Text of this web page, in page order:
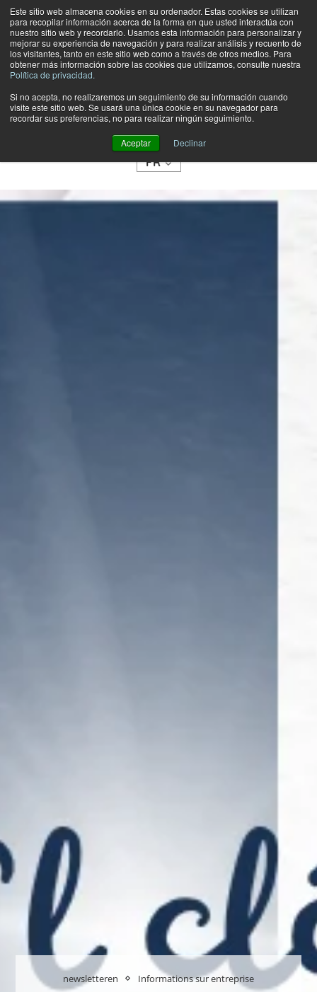
Este sitio web almacena cookies en su ordenador. Estas cookies se utilizan
para recopilar información acerca de la forma en que usted interactúa con
nuestro sitio web y recordarlo. Usamos esta información para personalizar y
mejorar su experiencia de navegación y para realizar análisis y recuento de
los visitantes, tanto en este sitio web como a través de otros medios. Para
obtener más información sobre las cookies que utilizamos, consulte nuestra
Política de privacidad.
Si no acepta, no realizaremos un seguimiento de su información cuando
visite este sitio web. Se usará una única cookie en su navegador para
recordar sus preferencias, no para realizar ningún seguimiento.
Aceptar Declinar
TIENDA
CATEGORÍAS
FR
newsletteren Informations sur entreprise